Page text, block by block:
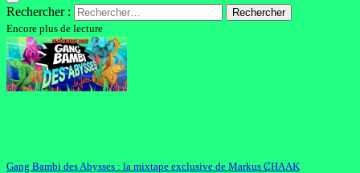
Rechercher :
Encore plus de lecture
Gang Bambi des Abysses : la mixtape exclusive de Markus ȻHAAK